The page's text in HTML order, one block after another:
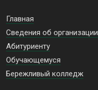
Главная
Сведения об организации
Абитуриенту
Обучающемуся
Бережливый колледж